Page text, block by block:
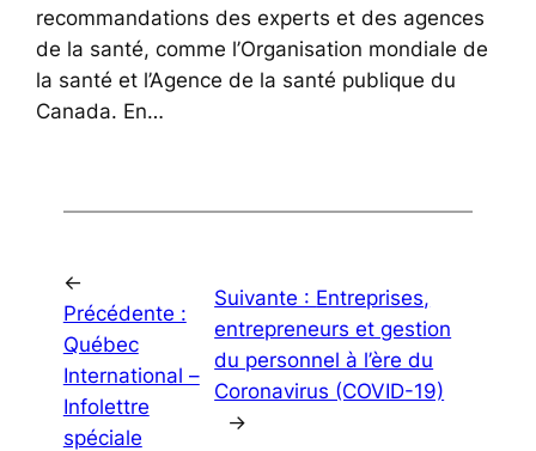
recommandations des experts et des agences
de la santé, comme l’Organisation mondiale de
la santé et l’Agence de la santé publique du
Canada. En…
←
Précédente :
Québec
International –
Infolettre
spéciale
Suivante : Entreprises,
entrepreneurs et gestion
du personnel à l’ère du
Coronavirus (COVID-19)
→